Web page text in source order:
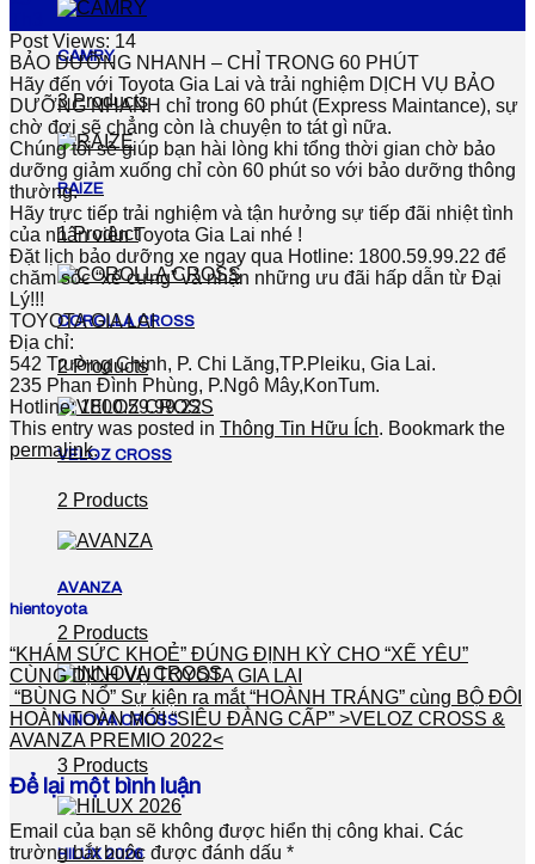
CAMRY
3 Products
RAIZE
1 Product
COROLLA CROSS
2 Products
VELOZ CROSS
2 Products
AVANZA
2 Products
INNOVA CROSS
3 Products
HILUX 2026
Post Views: 14
BẢO DƯỠNG NHANH – CHỈ TRONG 60 PHÚT
Hãy đến với Toyota Gia Lai và trải nghiệm DỊCH VỤ BẢO
DƯỠNG NHANH chỉ trong 60 phút (Express Maintance), sự
chờ đợi sẽ chẳng còn là chuyện to tát gì nữa.
Chúng tôi sẽ giúp bạn hài lòng khi tổng thời gian chờ bảo
dưỡng giảm xuống chỉ còn 60 phút so với bảo dưỡng thông
thường.
Hãy trực tiếp trải nghiệm và tận hưởng sự tiếp đãi nhiệt tình
của nhân viên Toyota Gia Lai nhé !
Đặt lịch bảo dưỡng xe ngay qua Hotline: 1800.59.99.22 để
chăm sóc “xế cưng” và nhận những ưu đãi hấp dẫn từ Đại
Lý!!!
TOYOTA GIA LAI
Địa chỉ:
542 Trường Chinh, P. Chi Lăng,TP.Pleiku, Gia Lai.
235 Phan Đình Phùng, P.Ngô Mây,KonTum.
Hotline: 1800.59.99.22
This entry was posted in Thông Tin Hữu Ích. Bookmark the
permalink.
hientoyota
“KHÁM SỨC KHOẺ” ĐÚNG ĐỊNH KỲ CHO “XẾ YÊU”
CÙNG DỊCH VỤ TOYOTA GIA LAI
“BÙNG NỔ” Sự kiện ra mắt “HOÀNH TRÁNG” cùng BỘ ĐÔI
HOÀN TOÀN MỚI “SIÊU ĐẲNG CẤP” >VELOZ CROSS &
AVANZA PREMIO 2022<
Để lại một bình luận
Email của bạn sẽ không được hiển thị công khai. Các
trường bắt buộc được đánh dấu *